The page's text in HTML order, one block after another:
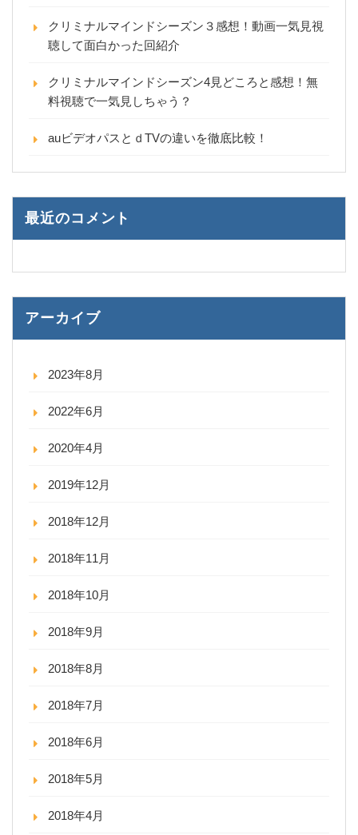
クリミナルマインドシーズン３感想！動画一気見視
聴して面白かった回紹介
クリミナルマインドシーズン4見どころと感想！無
料視聴で一気見しちゃう？
auビデオパスとｄTVの違いを徹底比較！
最近のコメント
アーカイブ
2023年8月
2022年6月
2020年4月
2019年12月
2018年12月
2018年11月
2018年10月
2018年9月
2018年8月
2018年7月
2018年6月
2018年5月
2018年4月